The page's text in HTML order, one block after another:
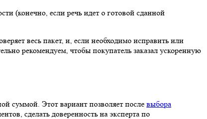
(конечно, если речь идет о готовой сданной
весь пакет, и, если необходимо исправить или
рекомендуем, чтобы покупатель заказал ускоренную
суммой. Этот вариант позволяет после выбора
сделать доверенность на эксперта по